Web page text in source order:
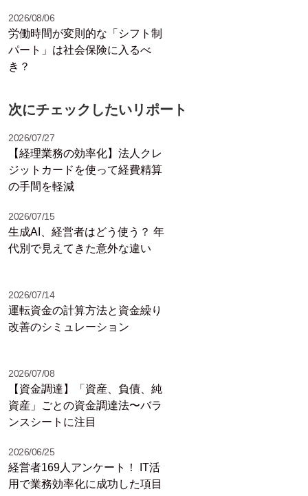
2026/08/06
労働時間が変則的な「シフト制
パート」は社会保険に入るべ
き？
次にチェックしたいリポート
2026/07/27
【経理業務の効率化】法人クレ
ジットカードを使って経費精算
の手間を軽減
2026/07/15
生成AI、経営者はどう使う？ 年
代別で見えてきた意外な違い
2026/07/14
運転資金の計算方法と資金繰り
改善のシミュレーション
2026/07/08
【資金調達】「資産、負債、純
資産」ごとの資金調達法〜バラ
ンスシートに注目
2026/06/25
経営者169人アンケート！ IT活
用で業務効率化に成功した項目